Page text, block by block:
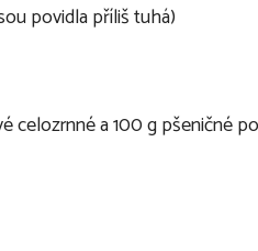
povidla příliš tuhá)
celozrnné a 100 g pšeničné